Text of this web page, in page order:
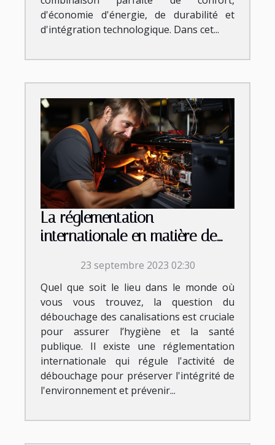
d'économie d'énergie, de durabilité et
d'intégration technologique. Dans cet...
La réglementation
internationale en matière de
23 septembre 2023 02:30
Quel que soit le lieu dans le monde où
vous vous trouvez, la question du
débouchage des canalisations est cruciale
pour assurer l’hygiène et la santé
publique. Il existe une réglementation
internationale qui régule l'activité de
débouchage pour préserver l'intégrité de
l'environnement et prévenir...